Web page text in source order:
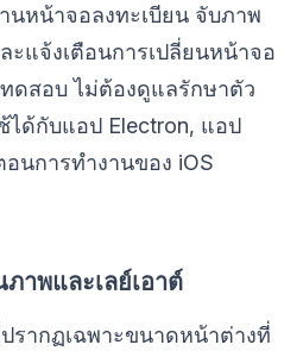
นหน้าจอลงทะเบียน จับภาพ
แจ้งเตือนการเปลี่ยนหน้าจอ
ดสอบ ไม่ต้องดูแลรักษาตัว
ได้กับแอป Electron, แอป
นการทำงานของ iOS
าพและเลย์เอาต์
รากฏเฉพาะขนาดหน้าต่างที่